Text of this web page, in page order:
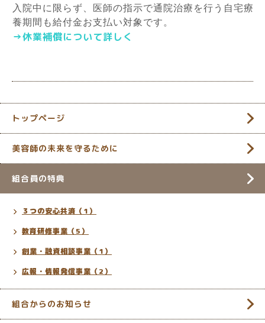
入院中に限らず、医師の指示で通院治療を行う自宅療
養期間も給付金お支払い対象です。
→休業補償について詳しく
トップページ
美容師の未来を守るために
組合員の特典
３つの安心共済（1）
教育研修事業（5）
創業・融資相談事業（1）
広報・情報発信事業（2）
組合からのお知らせ